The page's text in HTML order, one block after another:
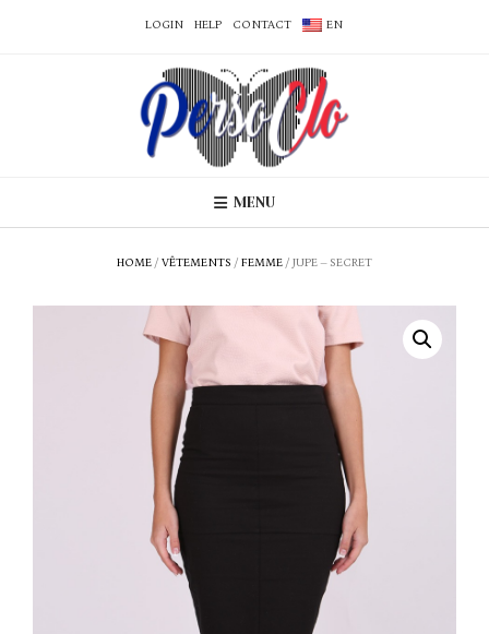
LOGIN HELP CONTACT EN
MENU
HOME / VÊTEMENTS / FEMME / JUPE – SECRET